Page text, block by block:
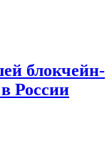
блокчейн-
России